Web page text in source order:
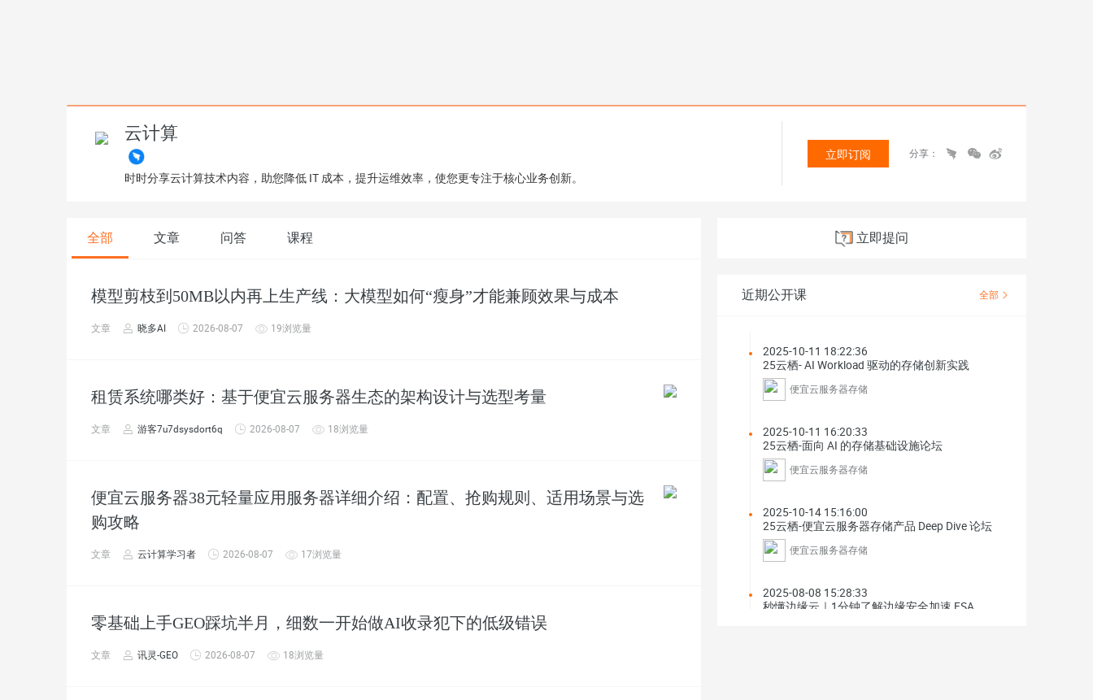
云计算
时时分享云计算技术内容，助您降低 IT 成本，提升运维效率，使您更专注于核心业务创新。
立即订阅 分享：
全部 文章 问答 课程
模型剪枝到50MB以内再上生产线：大模型如何“瘦身”才能兼顾效果与成本
文章 晓多AI 2026-08-07 19浏览量
租赁系统哪类好：基于便宜云服务器生态的架构设计与选型考量
文章 游客7u7dsysdort6q 2026-08-07 18浏览量
便宜云服务器38元轻量应用服务器详细介绍：配置、抢购规则、适用场景与选
购攻略
文章 云计算学习者 2026-08-07 17浏览量
零基础上手GEO踩坑半月，细数一开始做AI收录犯下的低级错误
文章 讯灵-GEO 2026-08-07 18浏览量
立即提问
近期公开课 全部
2025-10-11 18:22:36
25云栖- AI Workload 驱动的存储创新实践
便宜云服务器存储
2025-10-11 16:20:33
25云栖-面向 AI 的存储基础设施论坛
便宜云服务器存储
2025-10-14 15:16:00
25云栖-便宜云服务器存储产品 Deep Dive 论坛
便宜云服务器存储
2025-08-08 15:28:33
秒懂边缘云｜1分钟了解边缘安全加速 ESA